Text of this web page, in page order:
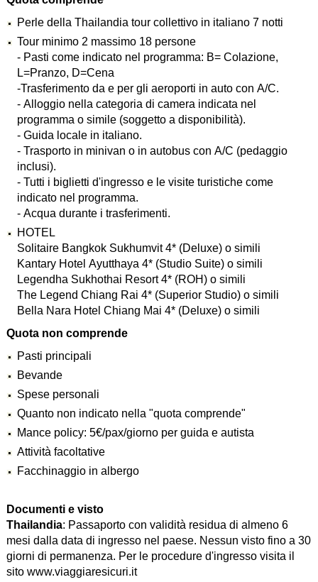
Perle della Thailandia tour collettivo in italiano 7 notti
Tour minimo 2 massimo 18 persone
- Pasti come indicato nel programma: B= Colazione,
L=Pranzo, D=Cena
-Trasferimento da e per gli aeroporti in auto con A/C.
- Alloggio nella categoria di camera indicata nel
programma o simile (soggetto a disponibilità).
- Guida locale in italiano.
- Trasporto in minivan o in autobus con A/C (pedaggio
inclusi).
- Tutti i biglietti d'ingresso e le visite turistiche come
indicato nel programma.
- Acqua durante i trasferimenti.
HOTEL
Solitaire Bangkok Sukhumvit 4* (Deluxe) o simili
Kantary Hotel Ayutthaya 4* (Studio Suite) o simili
Legendha Sukhothai Resort 4* (ROH) o simili
The Legend Chiang Rai 4* (Superior Studio) o simili
Bella Nara Hotel Chiang Mai 4* (Deluxe) o simili
Quota non comprende
Pasti principali
Bevande
Spese personali
Quanto non indicato nella "quota comprende"
Mance policy: 5€/pax/giorno per guida e autista
Attività facoltative
Facchinaggio in albergo
Documenti e visto
Thailandia: Passaporto con validità residua di almeno 6
mesi dalla data di ingresso nel paese. Nessun visto fino a 30
giorni di permanenza. Per le procedure d'ingresso visita il
sito www.viaggiaresicuri.it